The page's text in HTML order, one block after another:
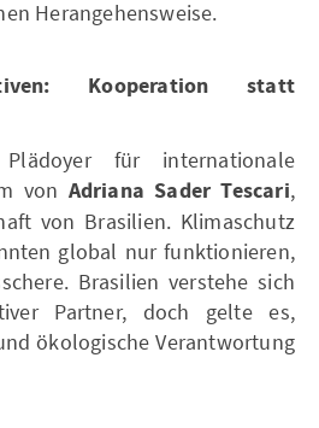
Herangehensweise.
Kooperation statt
für internationale
von Adriana Sader Tescari,
von Brasilien. Klimaschutz
global nur funktionieren,
Brasilien verstehe sich
Partner, doch gelte es,
ökologische Verantwortung